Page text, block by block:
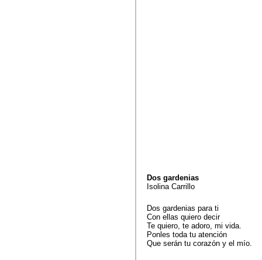
Dos gardenias
Isolina Carrillo
Dos gardenias para ti
Con ellas quiero decir
Te quiero, te adoro, mi vida.
Ponles toda tu atención
Que serán tu corazón y el mío.